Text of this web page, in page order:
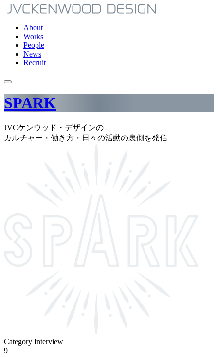
About
Works
People
News
Recruit
SPARK
JVCケンウッド・デザインの
カルチャー・働き方・日々の活動の裏側を発信
Category Interview
9